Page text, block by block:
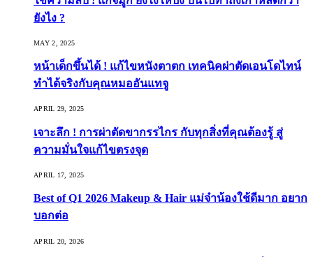
ยังไง ?
MAY 2, 2025
หน้าเด็กขึ้นได้ ! แก้ไขหนังตาตก เทคนิคผ่าตัดเอนโดไทน์
ทำได้จริงกับคุณหมออันแทจู
APRIL 29, 2025
เจาะลึก ! การผ่าตัดขากรรไกร กับทุกสิ่งที่คุณต้องรู้ สู่
ความมั่นใจแก้ไขตรงจุด
APRIL 17, 2025
Best of Q1 2026 Makeup & Hair แม่จ๋าน้องใช้ดีมาก อยาก
บอกต่อ
APRIL 20, 2026